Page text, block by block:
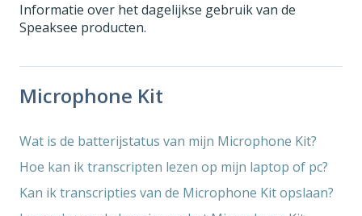
Informatie over het dagelijkse gebruik van de
Speaksee producten.
Microphone Kit
Wat is de batterijstatus van mijn Microphone Kit?
Hoe kan ik transcripten lezen op mijn laptop of pc?
Kan ik transcripties van de Microphone Kit opslaan?